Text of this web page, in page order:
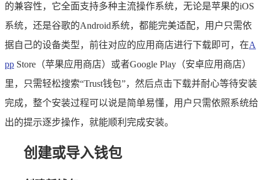
的兼容性，它全面支持多种主流操作系统，无论是苹果的iOS
系统，还是谷歌的Android系统，都能完美适配，用户只需依
据自己的设备类型，前往对应的应用商店进行下载即可，在A
pp Store（苹果应用商店）或者Google Play（安卓应用商店）
里，只需轻松搜索“Trust钱包”，然后点击下载并耐心等待安装
完成，整个安装过程可以说是简单易懂，用户只需依照系统给
出的提示逐步操作，就能顺利完成安装。
创建或导入钱包